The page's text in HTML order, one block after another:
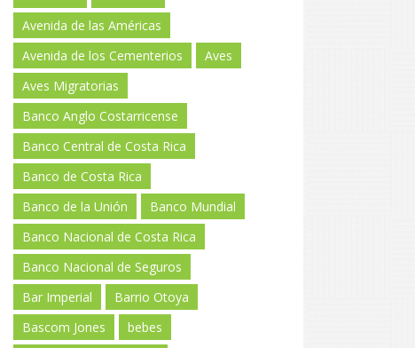
Avenida de las Américas
Avenida de los Cementerios
Aves
Aves Migratorias
Banco Anglo Costarricense
Banco Central de Costa Rica
Banco de Costa Rica
Banco de la Unión
Banco Mundial
Banco Nacional de Costa Rica
Banco Nacional de Seguros
Bar Imperial
Barrio Otoya
Bascom Jones
bebes